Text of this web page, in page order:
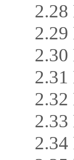
2.28
2.29
2.30
2.32
2.33
2.34